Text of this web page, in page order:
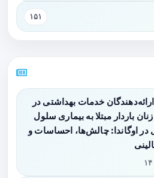
۱۵۱
خدمات بهداشتی در
باردار مبتلا به بیماری سلول
اوگاندا: چالش‌ها، احساسات و